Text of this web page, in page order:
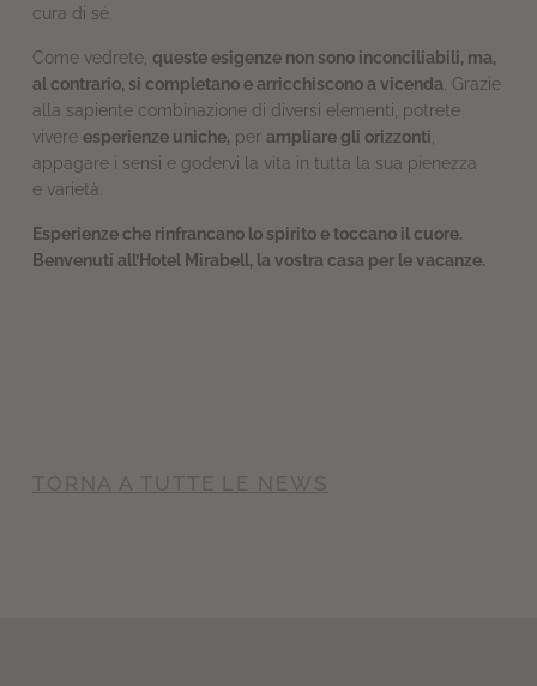
cura di sé.
Come vedrete, queste esigenze non sono inconciliabili, ma,
al contrario, si completano e arricchiscono a vicenda . Grazie
alla sapiente combinazione di diversi elementi, potrete
vivere esperienze uniche, per ampliare gli orizzonti
appagare i sensi e godervi la vita in tutta la sua pienezza
e varietà.
Esperienze che rinfrancano lo spirito e toccano il cuore.
Benvenuti all’Hotel Mirabell, la vostra casa per le vacanze.